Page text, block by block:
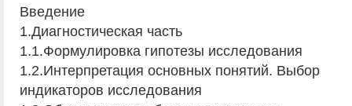
Введение
1.Диагностическая часть
1.1.Формулировка гипотезы исследования
1.2.Интерпретация основных понятий. Выбор
индикаторов исследования